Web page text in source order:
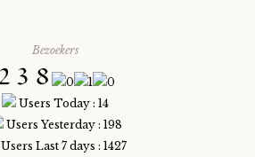
Bezoekers
Users Today : 14
Users Yesterday : 198
Users Last 7 days : 1427